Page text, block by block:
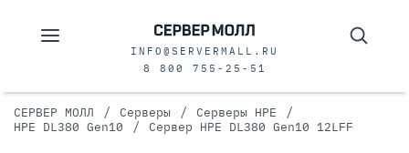
INFO@SERVERMALL.RU
8 800 755-25-51
СЕРВЕР МОЛЛ / Серверы / Серверы HPE /
HPE DL380 Gen10 / Сервер HPE DL380 Gen10 12LFF